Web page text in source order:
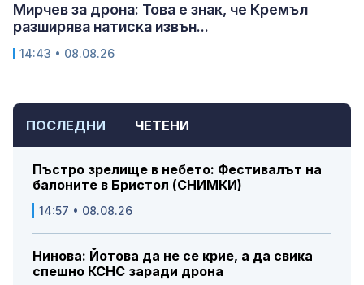
ПОСЛЕДНИ ЧЕТЕНИ
Пъстро зрелище в небето: Фестивалът на
балоните в Бристол (СНИМКИ)
14:57 • 08.08.26
Нинова: Йотова да не се крие, а да свика
спешно КСНС заради дрона
Мирчев за дрона: Това е знак, че Кремъл
разширява натиска извън...
14:43 • 08.08.26